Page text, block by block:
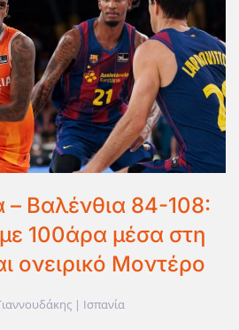
Βαλένθια 84-108:
100άρα μέσα στη
ονειρικό Μοντέρο
| Ισπανία